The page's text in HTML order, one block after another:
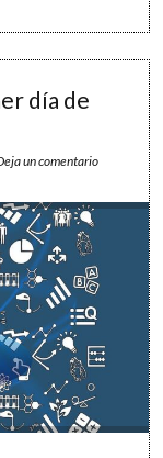
día de
un comentario